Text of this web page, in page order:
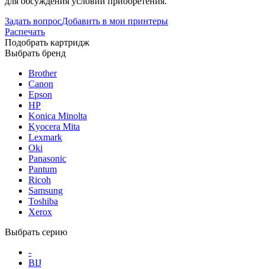
Задать вопросДобавить в мои принтеры
Распечать
Подобрать картридж
Выбрать бренд
Brother
Canon
Epson
HP
Konica Minolta
Kyocera Mita
Lexmark
Oki
Panasonic
Pantum
Ricoh
Samsung
Toshiba
Xerox
Выбрать серию
-
BIJ